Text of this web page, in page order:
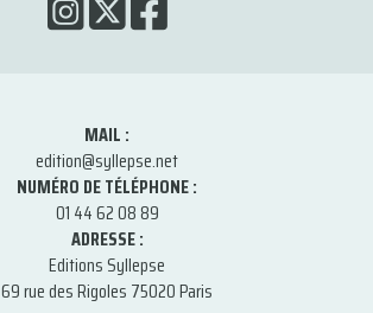
MAIL :
edition@syllepse.net
NUMÉRO DE TÉLÉPHONE :
01 44 62 08 89
ADRESSE :
Editions Syllepse
69 rue des Rigoles 75020 Paris